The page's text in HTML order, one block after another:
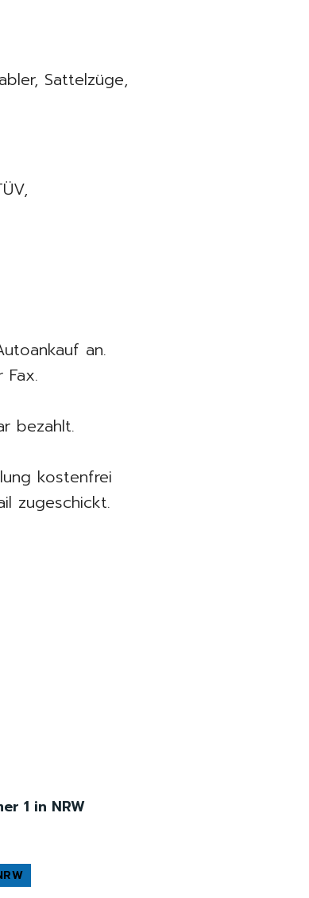
Sattelzüge,
an.
bezahlt.
kostenfrei
zugeschickt.
1 in NRW